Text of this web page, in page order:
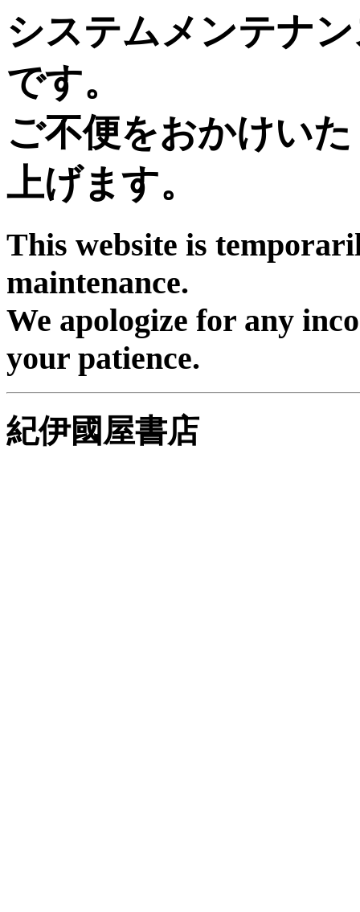
システムメンテナ
です。
ご不便をおかけい
上げます。
This website is
maintenance.
We apologize for any
your patience.
紀伊國屋書店